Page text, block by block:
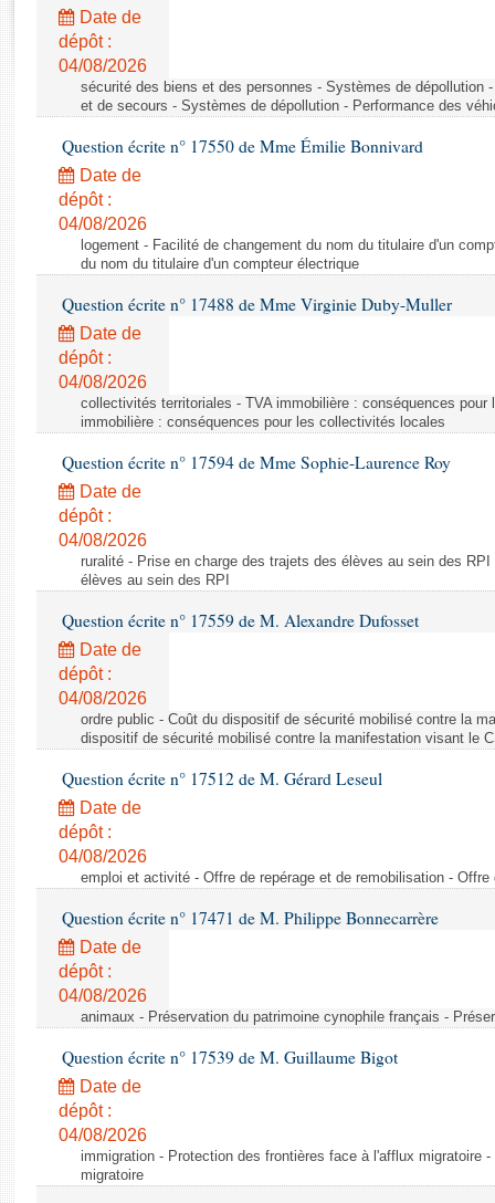
Rapports législatifs
Rapports sur l'application des lois
Baromètre de l’application des lois
Dossiers législatifs
Budget et sécurité sociale
Questions écrites et orales
Comptes rendus des débats
Date de
dépôt :
04/08/2026
sécurité des biens et des personnes - Systèmes de dépollution
et de secours - Systèmes de dépollution - Performance des
Question écrite n° 17550 de Mme Émilie Bonnivard
Date de
dépôt :
04/08/2026
logement - Facilité de changement du nom du titulaire d'un
du nom du titulaire d'un compteur électrique
Question écrite n° 17488 de Mme Virginie Duby-Muller
Date de
dépôt :
04/08/2026
collectivités territoriales - TVA immobilière : conséquences
immobilière : conséquences pour les collectivités locales
Question écrite n° 17594 de Mme Sophie-Laurence Roy
Date de
dépôt :
04/08/2026
ruralité - Prise en charge des trajets des élèves au sein des
élèves au sein des RPI
Question écrite n° 17559 de M. Alexandre Dufosset
Date de
dépôt :
04/08/2026
ordre public - Coût du dispositif de sécurité mobilisé contre la
dispositif de sécurité mobilisé contre la manifestation visant le
Question écrite n° 17512 de M. Gérard Leseul
Date de
dépôt :
04/08/2026
emploi et activité - Offre de repérage et de remobilisation -
Question écrite n° 17471 de M. Philippe Bonnecarrère
Date de
dépôt :
04/08/2026
animaux - Préservation du patrimoine cynophile français -
Question écrite n° 17539 de M. Guillaume Bigot
Date de
dépôt :
04/08/2026
immigration - Protection des frontières face à l'afflux migratoire
migratoire